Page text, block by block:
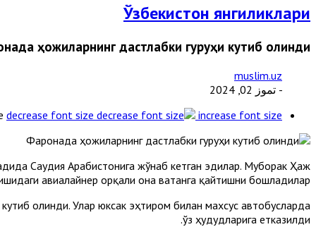
Ўзбекистон янгиликлари
ҳожиларнинг дастлабки гуруҳи кутиб олинди
muslim.uz
- تموز 02, 2024
decrease font size increase font size
Саудия Арабистонига жўнаб кетган эдилар. Муборак Ҳаж
авиалайнер орқали она ватанга қайтишни бошладилар.
олинди. Улар юксак эҳтиром билан махсус автобусларда
ўз ҳудудларига етказилди.